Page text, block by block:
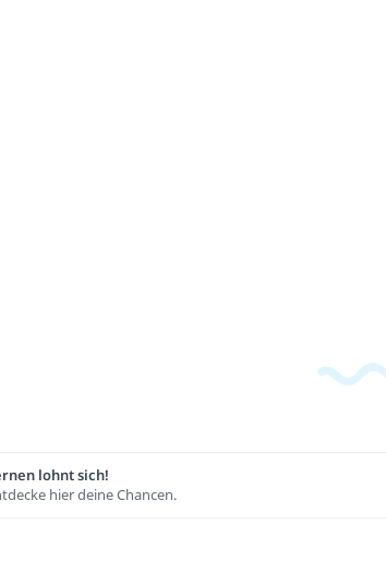
lohnt sich!
hier deine Chancen.